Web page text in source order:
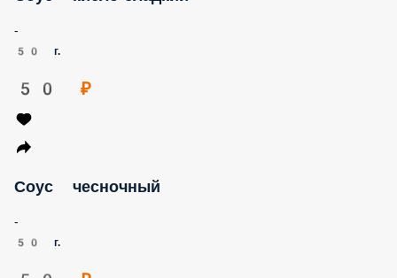
50 г.
50 ₽
Соус чесночный
50 г.
50 ₽